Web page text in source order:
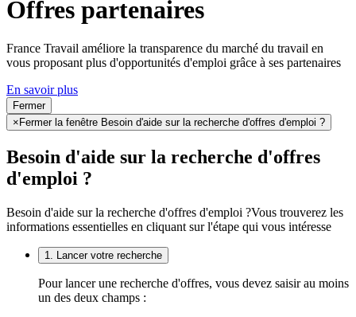
Offres partenaires
France Travail améliore la transparence du marché du travail en
vous proposant plus d'opportunités d'emploi grâce à ses partenaires
En savoir plus
Fermer
× Fermer la fenêtre Besoin d'aide sur la recherche d'offres d'emploi ?
Besoin d'aide sur la recherche d'offres
d'emploi ?
Besoin d'aide sur la recherche d'offres d'emploi ?Vous trouverez les
informations essentielles en cliquant sur l'étape qui vous intéresse
1. Lancer votre recherche
Pour lancer une recherche d'offres, vous devez saisir au moins
un des deux champs :